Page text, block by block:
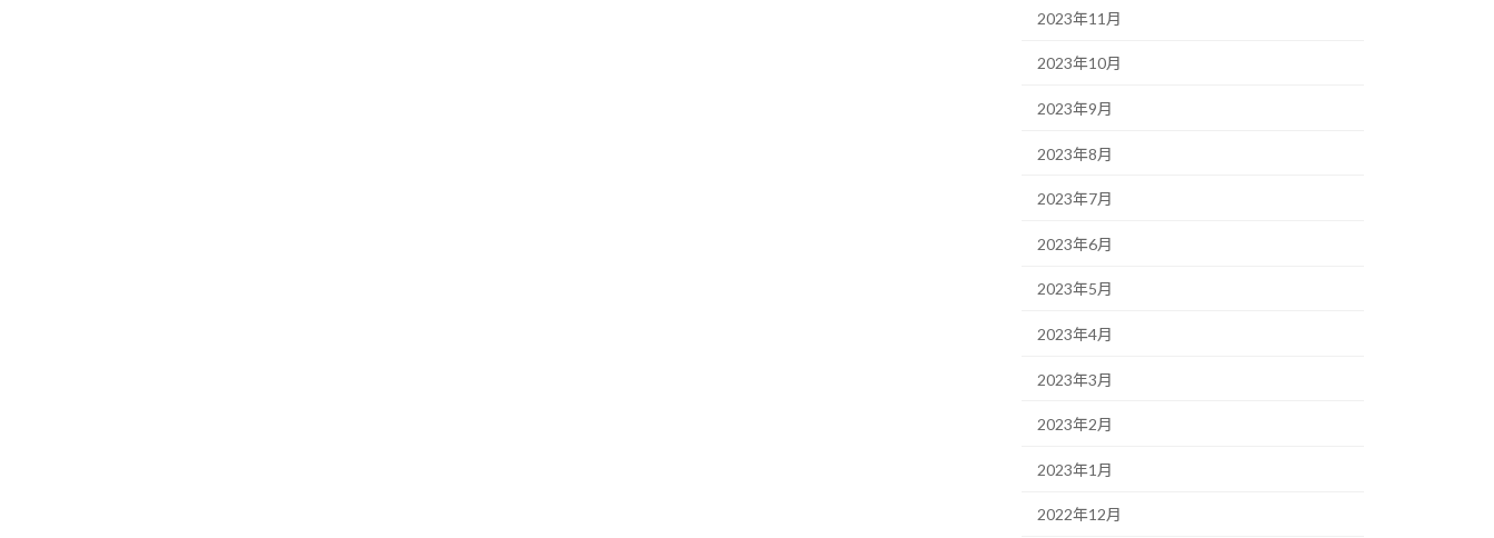
2023年11月
2023年10月
2023年9月
2023年8月
2023年7月
2023年6月
2023年5月
2023年4月
2023年3月
2023年2月
2023年1月
2022年12月